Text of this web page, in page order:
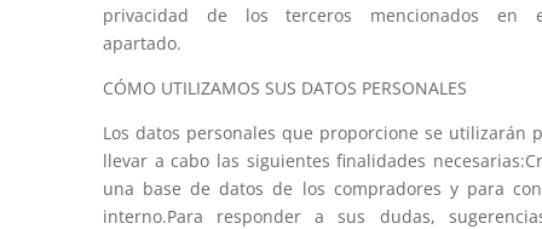
privacidad de los terceros mencionados en
apartado.
CÓMO UTILIZAMOS SUS DATOS PERSONALES
Los datos personales que proporcione se utilizarán
llevar a cabo las siguientes finalidades
una base de datos de los compradores y para
interno.Para responder a sus dudas,